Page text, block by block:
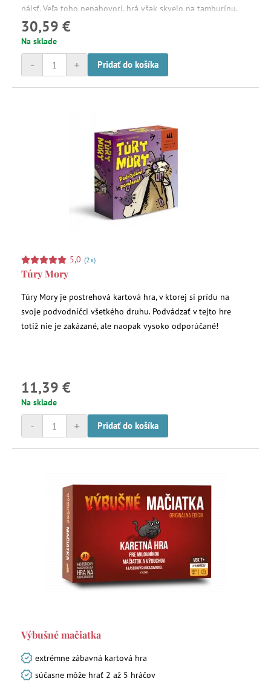
nájsť. Veľa toho nenahovorí, hrá však skvelo na tamburínu,
pomocou ktorej vám prezradí, v ktorej miestnosti máte
hľadať!
30,59 €
Na sklade
+
- Pridať do košíka
5,0 (2x)
Túry Mory
Túry Mory je postrehová kartová hra, v ktorej si prídu na
svoje podvodníčci všetkého druhu. Podvádzať v tejto hre
totiž nie je zakázané, ale naopak vysoko odporúčané!
11,39 €
Na sklade
+
- Pridať do košíka
Výbušné mačiatka
extrémne zábavná kartová hra
súčasne môže hrať 2 až 5 hráčov